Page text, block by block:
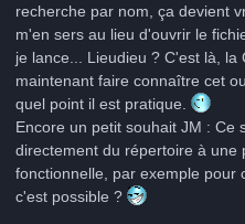
recherche par nom, ça devient
m'en sers au lieu d'ouvrir le
je lance... Lieudieu ? C'est là, la
maintenant faire connaître cet
quel point il est pratique.
Encore un petit souhait JM : Ce
directement du répertoire à une
fonctionnelle, par exemple pour
c'est possible ?